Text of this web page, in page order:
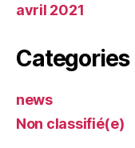
avril 2021
Categories
news
Non classifié(e)